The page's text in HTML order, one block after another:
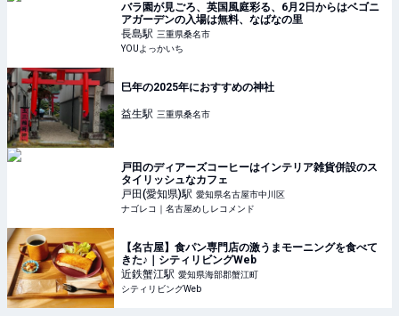
バラ園が見ごろ、英国風庭彩る、6月2日からはベゴニ
アガーデンの入場は無料、なばなの里
長島駅 三重県桑名市
YOUよっかいち
巳年の2025年におすすめの神社
益生駅 三重県桑名市
戸田のディアーズコーヒーはインテリア雑貨併設のス
タイリッシュなカフェ
戸田(愛知県)駅 愛知県名古屋市中川区
ナゴレコ｜名古屋めしレコメンド
【名古屋】食パン専門店の激うまモーニングを食べて
きた♪｜シティリビングWeb
近鉄蟹江駅 愛知県海部郡蟹江町
シティリビングWeb